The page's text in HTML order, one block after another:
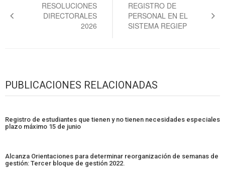
entradas
RESOLUCIONES
DIRECTORALES
2026
REGISTRO DE
PERSONAL EN EL
SISTEMA REGIEP
PUBLICACIONES RELACIONADAS
Registro de estudiantes que tienen y no tienen necesidades especiales
plazo máximo 15 de junio
Alcanza Orientaciones para determinar reorganización de semanas de
gestión: Tercer bloque de gestión 2022.